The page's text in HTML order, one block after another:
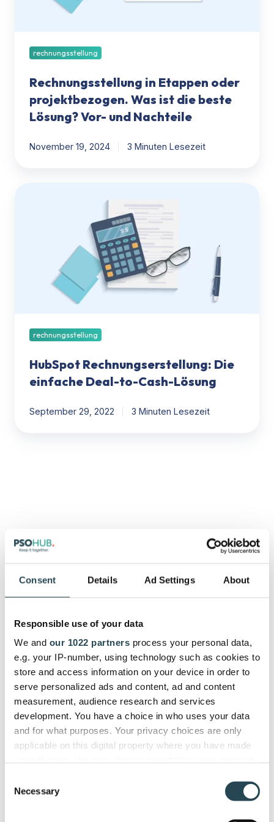
Consent Details Ad Settings About
Responsible use of your data
We and our 1022 partners process your personal data,
e.g. your IP-number, using technology such as cookies to
store and access information on your device in order to
serve personalized ads and content, ad and content
measurement, audience research and services
development. You have a choice in who uses your data
and for what purposes. Your privacy choices are only
applicable on this digital property where you have made
the Privacy trigger icon.
Selection
Necessary
Vor-
Nachteile
rechnungsstellung
Rechnungsstellung in Etappen oder
projektbezogen. Was ist die beste
Lösung? Vor- und Nachteile
November 19, 2024 3 Minuten Lesezeit
Rechnungserstellung:
rechnungsstellung
HubSpot Rechnungserstellung: Die
einfache Deal-to-Cash-Lösung
September 29, 2022 3 Minuten Lesezeit
Abonnieren Sie unseren
Newsletter
PSOhub benötigt die Kontaktinformationen, die Sie
unserer Produkte und Dienstleistungen zu